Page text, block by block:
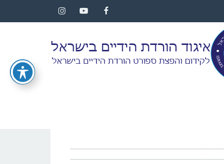
Facebook
YouTube
Instagram